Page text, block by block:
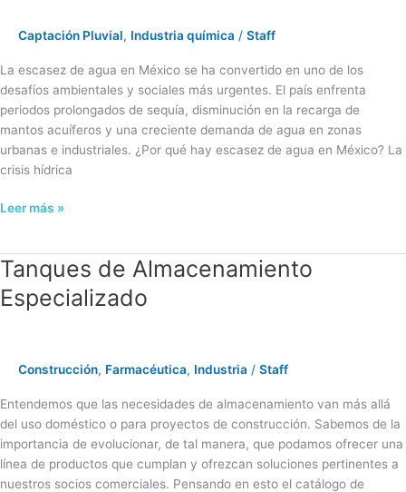
Captación Pluvial, Industria química / Staff
La escasez de agua en México se ha convertido en uno de los
desafíos ambientales y sociales más urgentes. El país enfrenta
periodos prolongados de sequía, disminución en la recarga de
mantos acuíferos y una creciente demanda de agua en zonas
urbanas e industriales. ¿Por qué hay escasez de agua en México? La
crisis hídrica
Leer más »
Tanques de Almacenamiento
Especializado
Construcción, Farmacéutica, Industria / Staff
Entendemos que las necesidades de almacenamiento van más allá
del uso doméstico o para proyectos de construcción. Sabemos de la
importancia de evolucionar, de tal manera, que podamos ofrecer una
línea de productos que cumplan y ofrezcan soluciones pertinentes a
nuestros socios comerciales. Pensando en esto el catálogo de
Tanques
Almacenamiento